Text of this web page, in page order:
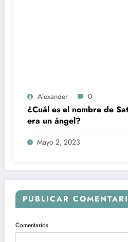
Alexander 0
¿Cuál es el nombre de
era un ángel?
Mayo 2, 2023
PUBLICAR
Comentarios